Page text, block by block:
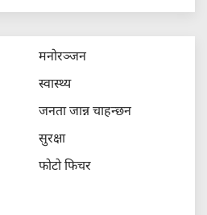
मनोरञ्जन
स्वास्थ्य
जनता जान्न चाहन्छन
सुरक्षा
फोटो फिचर